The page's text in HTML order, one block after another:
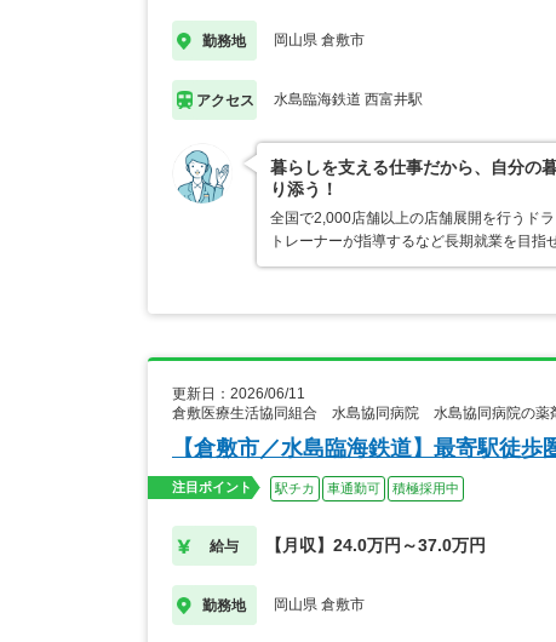
勤務地 岡山県 倉敷市
アクセス 水島臨海鉄道 西富井駅
暮らしを支える仕事だから、自分の
り添う！
全国で2,000店舗以上の店舗展開を行うド
トレーナーが指導するなど長期就業を目
更新日：2026/06/11
倉敷医療生活協同組合 水島協同病院 水島協同病院の薬
【倉敷市／水島臨海鉄道】最寄駅徒
注目ポイント 駅チカ 車通勤可 積極採用中
給与 【月収】24.0万円～37.0万円
勤務地 岡山県 倉敷市